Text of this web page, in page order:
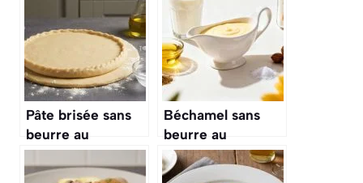
Pâte brisée sans
beurre au
Thermomix :
recette facile et
Béchamel sans
beurre au
Thermomix : la
recette facile